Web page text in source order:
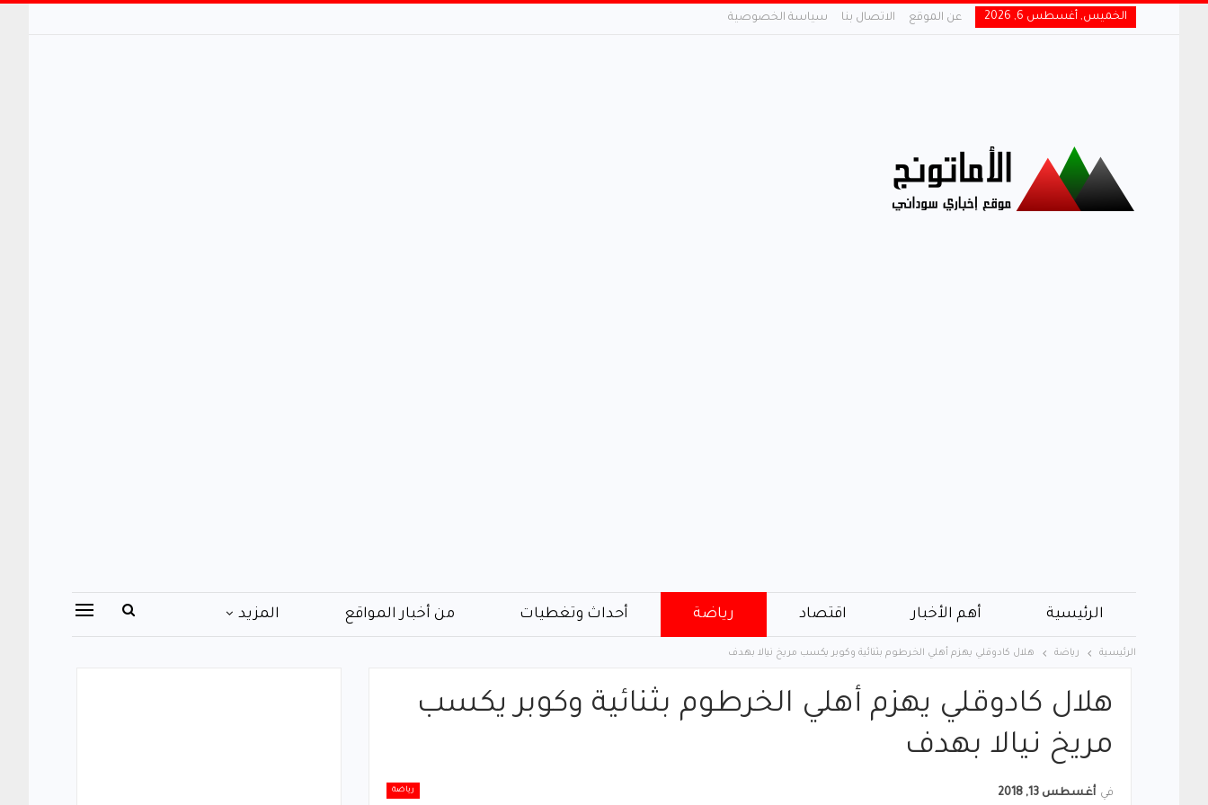
الخميس, أغسطس 6, 2026 عن الموقع الاتصال بنا سياسة الخصوصية
الرئيسية أهم الأخبار اقتصاد رياضة أحداث وتغطيات من أخبار المواقع المزيد
الرئيسية رياضة هلال كادوقلي يهزم أهلي الخرطوم بثنائية وكوبر يكسب مريخ نيالا بهدف
هلال كادوقلي يهزم أهلي الخرطوم بثنائية وكوبر يكسب
مريخ نيالا بهدف
رياضة في أغسطس 13, 2018